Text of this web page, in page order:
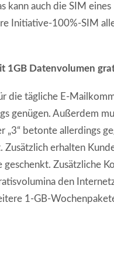
kann auch die SIM
Initiative-100%-SIM
1GB Datenvolumen
die tägliche E-
genügen. Außerdem
betonte allerdings
erhalten
Zusätzliche
den
1-GB-